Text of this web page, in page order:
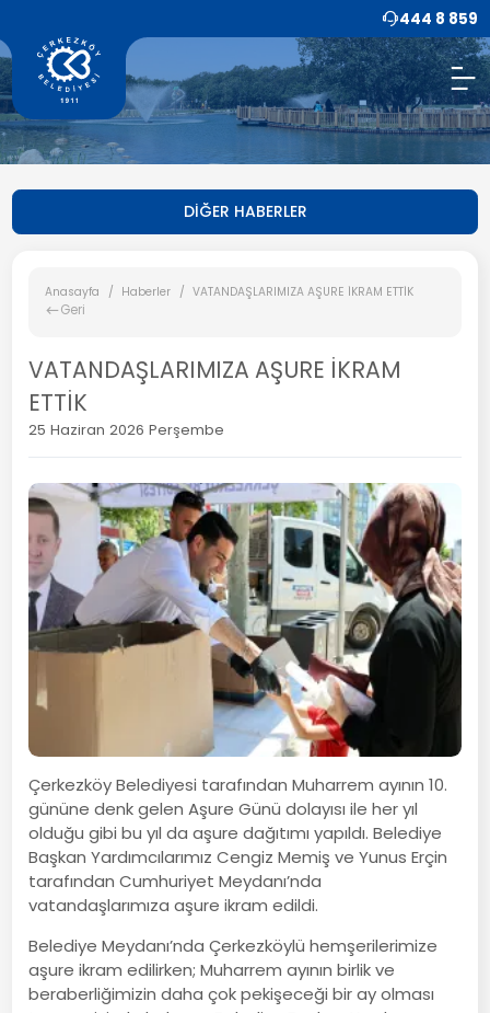
444 8 859
DİĞER HABERLER
Anasayfa Haberler VATANDAŞLARIMIZA AŞURE İKRAM ETTİK
Geri
VATANDAŞLARIMIZA AŞURE İKRAM
ETTİK
25 Haziran 2026 Perşembe
Çerkezköy Belediyesi tarafından Muharrem ayının 10.
gününe denk gelen Aşure Günü dolayısı ile her yıl
olduğu gibi bu yıl da aşure dağıtımı yapıldı. Belediye
Başkan Yardımcılarımız Cengiz Memiş ve Yunus Erçin
tarafından Cumhuriyet Meydanı’nda
vatandaşlarımıza aşure ikram edildi.
Belediye Meydanı’nda Çerkezköylü hemşerilerimize
aşure ikram edilirken; Muharrem ayının birlik ve
beraberliğimizin daha çok pekişeceği bir ay olması